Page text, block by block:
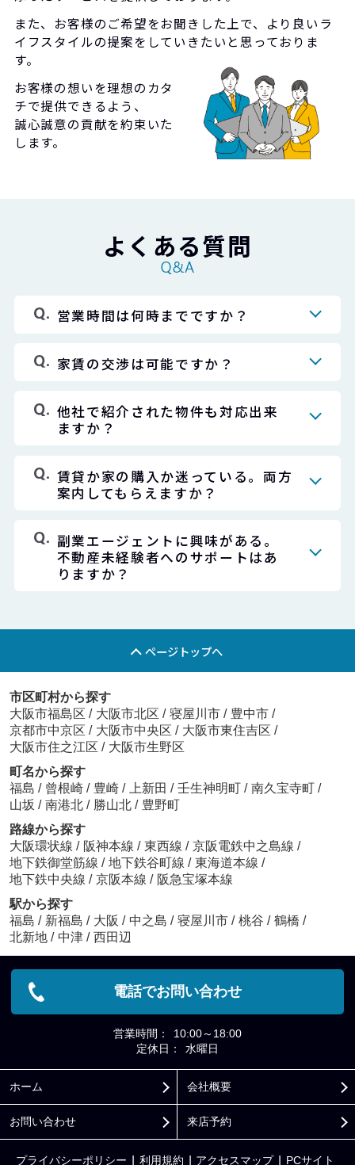
また、お客様のご希望をお聞きした上で、より良いラ
イフスタイルの提案をしていきたいと思っておりま
す。
お客様の想いを理想のカタ
チで提供できるよう、
誠心誠意の貢献を約束いた
します。
よくある質問
営業時間は何時までですか？
家賃の交渉は可能ですか？
他社で紹介された物件も対応出来
ますか？
賃貸か家の購入か迷っている。両方
案内してもらえますか？
副業エージェントに興味がある。
不動産未経験者へのサポートはあ
りますか？
ページトップへ
市区町村から探す
大阪市福島区 / 大阪市北区 / 寝屋川市 / 豊中市 /
京都市中京区 / 大阪市中央区 / 大阪市東住吉区 /
大阪市住之江区 / 大阪市生野区
町名から探す
福島 / 曾根崎 / 豊崎 / 上新田 / 壬生神明町 / 南久宝寺町 /
山坂 / 南港北 / 勝山北 / 豊野町
路線から探す
大阪環状線 / 阪神本線 / 東西線 / 京阪電鉄中之島線 /
地下鉄御堂筋線 / 地下鉄谷町線 / 東海道本線 /
地下鉄中央線 / 京阪本線 / 阪急宝塚本線
駅から探す
福島 / 新福島 / 大阪 / 中之島 / 寝屋川市 / 桃谷 / 鶴橋 /
北新地 / 中津 / 西田辺
電話でお問い合わせ
営業時間：
10:00～18:00
定休日：
水曜日
ホーム 会社概要
お問い合わせ 来店予約
プライバシーポリシー 利用規約 アクセスマップ PCサイト